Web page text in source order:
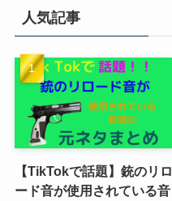
人気記事
【TikTokで話題】銃のリロ
ード音が使用されている音